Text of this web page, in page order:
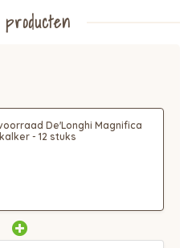
De'Longhi Magnifica
- 12 stuks